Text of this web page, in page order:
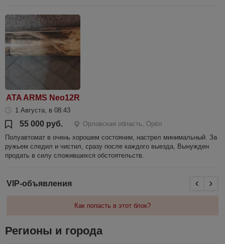
ATA ARMS Neo12R
1 Августа, в 08:43
55 000 руб.
Орловская область, Орёл
Полуавтомат в очень хорошем состоянии, настрел минимальный. За
ружьем следил и чистил, сразу после каждого выезда, Вынужден
продать в силу сложившихся обстоятельств.
VIP-объявления
Как попасть в этот блок?
Регионы и города